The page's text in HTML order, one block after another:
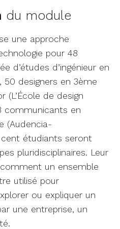
du module
une approche
pour 48
d’études d’ingénieur en
50 designers en 3ème
(L’École de design
communicants en
(Audencia-
cent étudiants seront
pluridisciplinaires. Leur
un ensemble
utilisé pour
ou expliquer un
une entreprise, un